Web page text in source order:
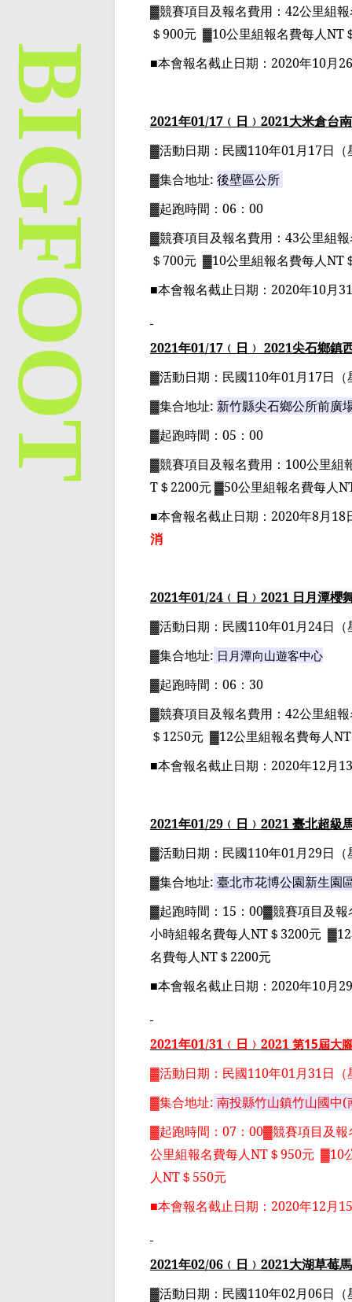
▓競賽項目及報名費用 ： 42公里組
＄900元 ▓10公里組報名費每人NT
■本會報名截止日期： 2020年10月26
2021年01/17 ﹙日﹚ 2021大米倉台
▓活動日期： 民國110年01月17日
▓集合地址: 後壁區公所
▓起跑時間： 06 ： 00
▓競賽項目及報名費用 ： 43公里組
＄ 700元 ▓10公里組報名費每人NT
■本會報名截止日期： 2020年10月31
2021年01/17 ﹙日﹚ 2021尖石鄉鎮
▓活動日期： 民國110年01月17日
▓集合地址: 新竹縣尖石鄉公所前廣
▓起跑時間： 05 ： 00
▓競賽項目及報名費用 ： 100公里組
T＄ 2200元 ▓50公里組報名費每人
■本會報名截止日期： 2020年8月18
消
2021年01/24 ﹙日﹚ 2021 日月潭櫻
▓活動日期： 民國110年01月24日
▓集合地址: 日月潭向山遊客中心
▓起跑時間： 06 ： 30
▓競賽項目及報名費用 ： 42公里組
＄ 1250元 ▓12公里組報名費每人NT
■本會報名截止日期： 2020年12月13
2021年01/29 ﹙日﹚ 2021臺北超級
▓活動日期： 民國110年01月29日
▓集合地址: 臺北市花博公園新生園
▓起跑時間： 15 ： 00▓競賽項目及報
小時組報名費每人NT＄ 3200元 ▓12
名費每人NT＄ 2200元
■本會報名截止日期： 2020年10月29
2021年01/31 ﹙日﹚ 2021 第15屆大
▓活動日期： 民國110年01月31日
▓集合地址: 南投縣竹山鎮竹山國中(
▓起跑時間： 07 ： 00▓競賽項目及報
公里組報名費每人NT＄950元 ▓10
人NT＄ 550元
■本會報名截止日期： 2020年12月15
2021年02/06 ﹙日﹚ 2021大湖草莓
▓活動日期： 民國110年02月06日